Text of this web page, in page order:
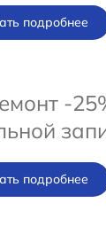
подробнее
-
подробнее